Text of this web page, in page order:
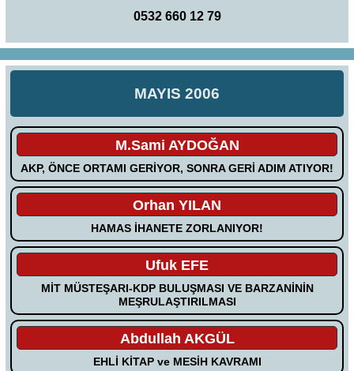
0532 660 12 79
MAYIS 2006
M.Sami AYDOĞAN
AKP, ÖNCE ORTAMI GERİYOR, SONRA GERİ ADIM ATIYOR!
Orhan YILAN
HAMAS İHANETE ZORLANIYOR!
Ufuk EFE
MİT MÜSTEŞARI-KDP BULUŞMASI VE BARZANİNİN
MEŞRULAŞTIRILMASI
Abdullah AKGÜL
EHLİ KİTAP ve MESİH KAVRAMI